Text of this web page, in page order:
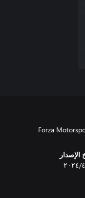
Forza
الإصدار